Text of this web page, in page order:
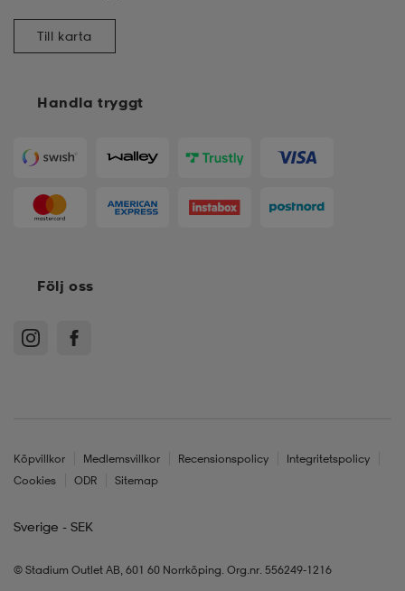
Handla tryggt
Till karta
Följ oss
Köpvillkor Medlemsvillkor Recensionspolicy
Integritetspolicy
Cookies
ODR Sitemap
Sverige - SEK
© Stadium Outlet AB, 601 60 Norrköping. Org.nr. 556249-1216